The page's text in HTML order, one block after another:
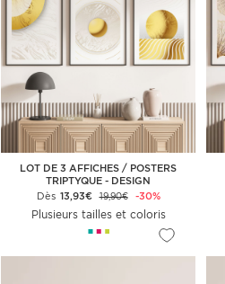
LOT DE 3 AFFICHES / POSTERS
TRIPTYQUE - DESIGN
Dès 13,93€ 19,90€ -30%
Plusieurs tailles et coloris